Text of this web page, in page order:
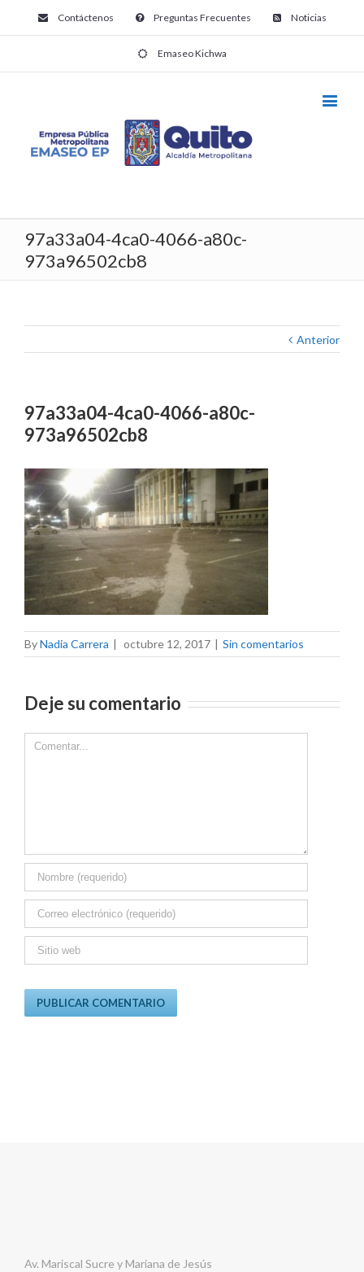
Contáctenos Preguntas Frecuentes Noticias
Emaseo Kichwa
97a33a04-4ca0-4066-a80c-
973a96502cb8
Anterior
97a33a04-4ca0-4066-a80c-
973a96502cb8
ByNadia Carrera | octubre 12, 2017 | Sin comentarios
Deje su comentario
Comment
Av. Mariscal Sucre y Mariana de Jesús